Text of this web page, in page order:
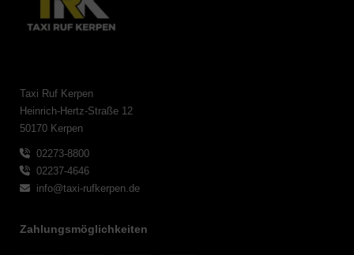
Taxi Ruf Kerpen
Heinrich-Hertz-Straße 12
50170 Kerpen
02273-8800
02237-4646
info@taxi-rufkerpen.de
Zahlungsmöglichkeiten